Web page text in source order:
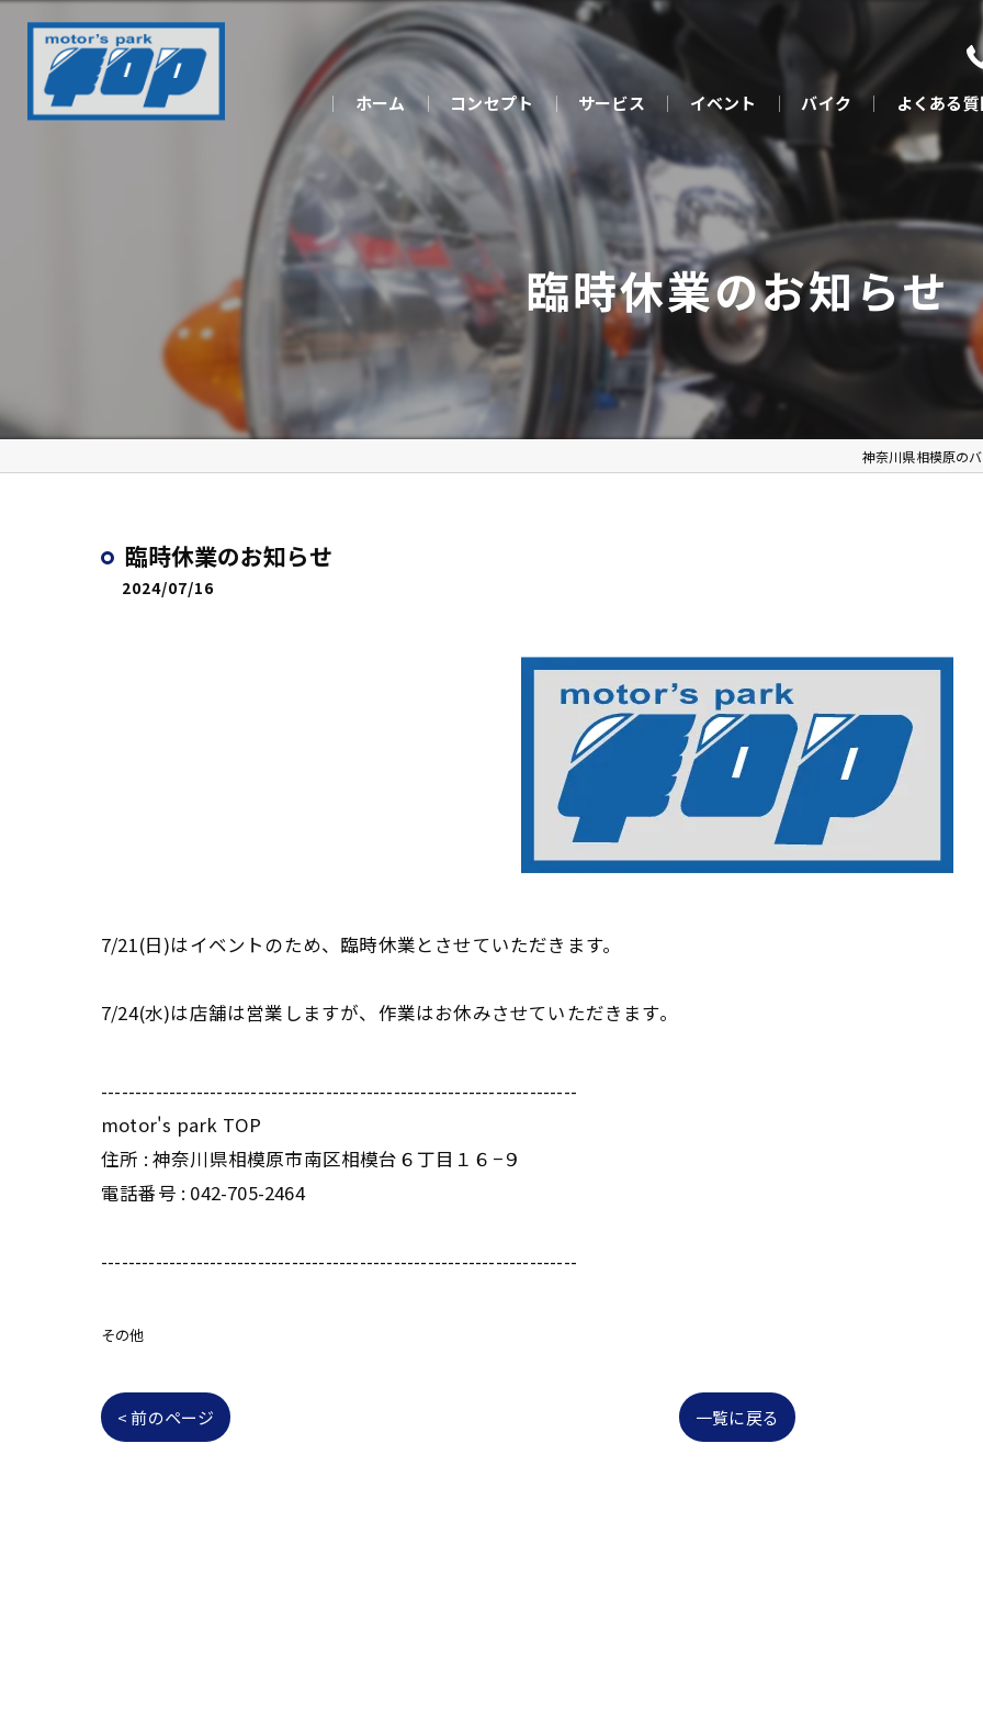
ホーム コンセプト サービス イベント バイク よくある質
臨時休業のお知らせ
神奈川県相模原の
臨時休業のお知らせ
2024/07/16
7/21(日)はイベントのため、臨時休業とさせていただきます。
7/24(水)は店舗は営業しますが、作業はお休みさせていただきます。
----------------------------------------------------------------------
motor's park TOP
住所 : 神奈川県相模原市南区相模台６丁目１６−９
電話番号 : 042-705-2464
----------------------------------------------------------------------
その他
< 前のページ 一覧に戻る